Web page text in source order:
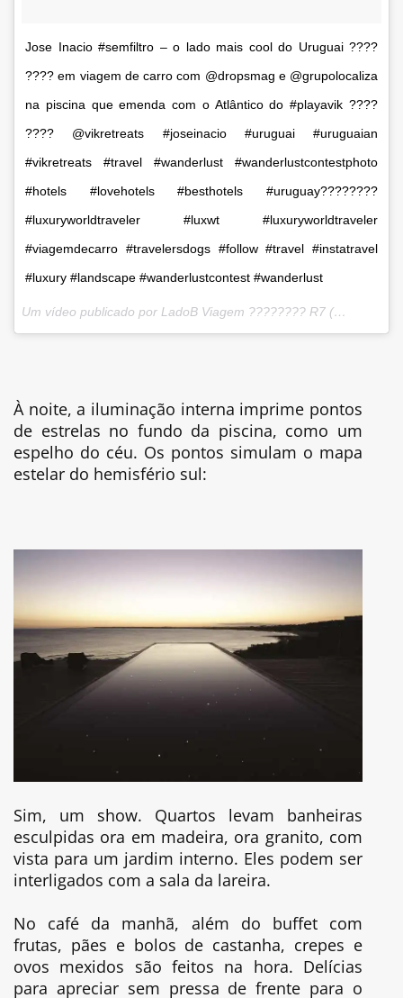
Jose Inacio #semfiltro – o lado mais cool do Uruguai ????
???? em viagem de carro com @dropsmag e @grupolocaliza
na piscina que emenda com o Atlântico do #playavik ????
???? @vikretreats #joseinacio #uruguai #uruguaian
#vikretreats #travel #wanderlust #wanderlustcontestphoto
#hotels #lovehotels #besthotels #uruguay????????
#luxuryworldtraveler #luxwt #luxuryworldtraveler
#viagemdecarro #travelersdogs #follow #travel #instatravel
#luxury #landscape #wanderlustcontest #wanderlust
Um vídeo publicado por LadoB Viagem ???????? R7 (@ladobviagem) em
À noite, a iluminação interna imprime pontos
de estrelas no fundo da piscina, como um
espelho do céu. Os pontos simulam o mapa
estelar do hemisfério sul:
Sim, um show. Quartos levam banheiras
esculpidas ora em madeira, ora granito, com
vista para um jardim interno. Eles podem ser
interligados com a sala da lareira.
No café da manhã, além do buffet com
frutas, pães e bolos de castanha, crepes e
ovos mexidos são feitos na hora. Delícias
para apreciar sem pressa de frente para o